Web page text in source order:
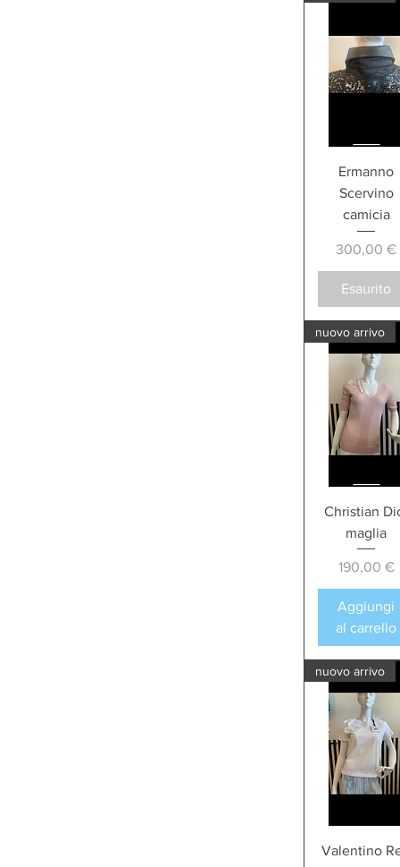
Ermanno
Scervino
camicia
Prezzo
300,00 €
Esaurito
nuovo arrivo
Christian
maglia
Prezzo
190,00 €
Aggiungi
al carrello
nuovo arrivo
Valentino